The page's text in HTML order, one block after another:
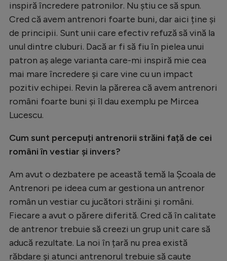
Auto
Rugby
Ciclism
Alte sporturi
JO 2024
JO 2026
Creează cont
inspiră încredere patronilor. Nu știu ce să spun.
Cred că avem antrenori foarte buni, dar aici ține și
de principii. Sunt unii care efectiv refuză să vină la
unul dintre cluburi. Dacă ar fi să fiu în pielea unui
patron aș alege varianta care-mi inspiră mie cea
mai mare încredere și care vine cu un impact
pozitiv echipei. Revin la părerea că avem antrenori
români foarte buni și îl dau exemplu pe Mircea
Lucescu.
Cum sunt percepuți antrenorii străini față de cei
români în vestiar și invers?
Am avut o dezbatere pe această temă la Școala de
Antrenori pe ideea cum ar gestiona un antrenor
român un vestiar cu jucători străini și români.
Fiecare a avut o părere diferită. Cred că în calitate
de antrenor trebuie să creezi un grup unit care să
aducă rezultate. La noi în țară nu prea există
răbdare și atunci antrenorul trebuie să caute